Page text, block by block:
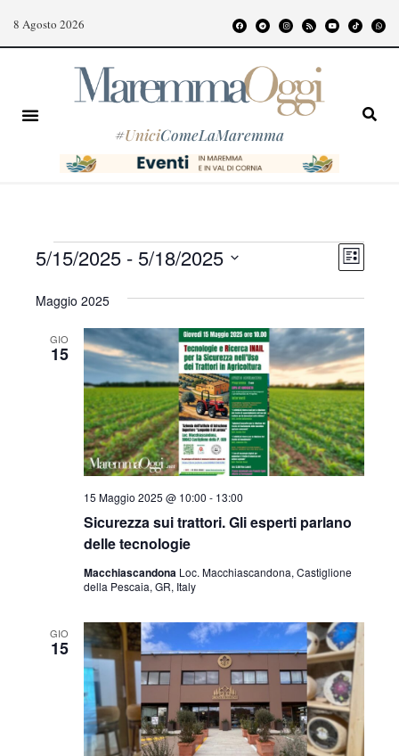
8 Agosto 2026
#UniciComeLaMaremma
V
t
e
N
a
v
g
z
o
n
e
E
v
e
n
t
o
V
i
s
t
a
i
a
z
i
o
n
e
L
s
a
5/15/2025 - 5/18/2025
e
Maggio 2025
GIO
15
Sicurezza sui trattori. Gli esperti parlano
delle tecnologie
15 Maggio 2025 @ 10:00 - 13:00
Macchiascandona Loc. Macchiascandona, Castiglione
della Pescaia, GR, Italy
GIO
15